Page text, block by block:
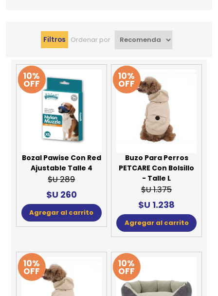
Filtros Ordenar por
10%
OFF
Bozal Pawise Con Red
Ajustable Talle 4
$U 289
$U 260
Agregar al carrito
10%
OFF
Buzo Para Perros
PETCARE Con Bolsillo
- Talle L
$U 1.375
$U 1.238
Agregar al carrito
10%
OFF
10%
OFF